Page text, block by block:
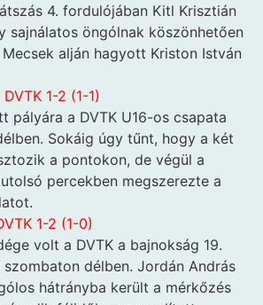
4. fordulójában Kitl Krisztián
sajnálatos öngólnak köszönhetően
alján hagyott Kriston István
1-2 (1-1)
pályára a DVTK U16-os csapata
Sokáig úgy tűnt, hogy a két
a pontokon, de végül a
percekben megszerezte a
1-2 (1-0)
volt a DVTK a bajnokság 19.
délben. Jordán András
hátrányba került a mérkőzés